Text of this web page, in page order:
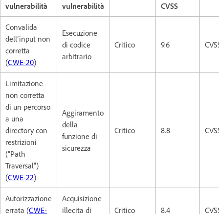
vulnerabilità
vulnerabilità
CVSS
Convalida
dell’input non
corretta
(CWE-20)
Esecuzione
di codice
arbitrario
Critico 9.6
Limitazione
non corretta
di un percorso
a una
directory con
restrizioni
("Path
Traversal")
(CWE-22)
Aggiramento
della
funzione di
sicurezza
Critico 8.8
Autorizzazione
errata (CWE-
Acquisizione
illecita di
Critico 8.4